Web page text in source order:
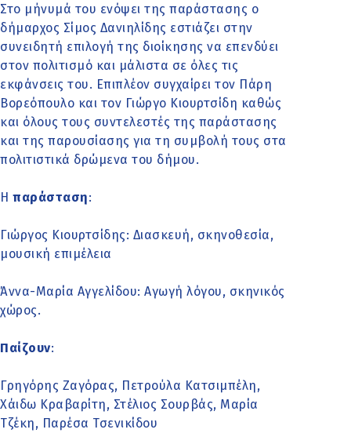
Στο μήνυμά του ενόψει της παράστασης ο
δήμαρχος Σίμος Δανιηλίδης εστιάζει στην
συνειδητή επιλογή της διοίκησης να επενδύει
στον πολιτισμό και μάλιστα σε όλες τις
εκφάνσεις του. Επιπλέον συγχαίρει τον Πάρη
Βορεόπουλο και τον Γιώργο Κιουρτσίδη καθώς
και όλους τους συντελεστές της παράστασης
και της παρουσίασης για τη συμβολή τους στα
πολιτιστικά δρώμενα του δήμου.
Η παράσταση:
Γιώργος Κιουρτσίδης: Διασκευή, σκηνοθεσία,
μουσική επιμέλεια
Άννα-Μαρία Αγγελίδου: Αγωγή λόγου, σκηνικός
χώρος.
Παίζουν:
Γρηγόρης Ζαγόρας, Πετρούλα Κατσιμπέλη,
Χάιδω Κραβαρίτη, Στέλιος Σουρβάς, Μαρία
Τζέκη, Παρέσα Τσενικίδου